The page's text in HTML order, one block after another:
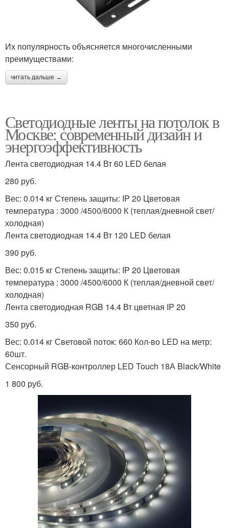
Их популярность объясняется многочисленными
преимуществами:
читать дальше →
Светодиодные ленты на потолок в
Москве: современный дизайн и
энергоэффективность
Лента светодиодная 14.4 Вт 60 LED белая
280 руб.
Вес: 0.014 кг Степень защиты: IP 20 Цветовая
температура : 3000 /4500/6000 К (теплая/дневной свет/
холодная)
Лента светодиодная 14.4 Вт 120 LED белая
390 руб.
Вес: 0.015 кг Степень защиты: IP 20 Цветовая
температура : 3000 /4500/6000 К (теплая/дневной свет/
холодная)
Лента светодиодная RGB 14.4 Вт цветная IP 20
350 руб.
Вес: 0.014 кг Световой поток: 660 Кол-во LED на метр:
60шт.
Сенсорный RGB-контроллер LED Touch 18А Black/White
1 800 руб.